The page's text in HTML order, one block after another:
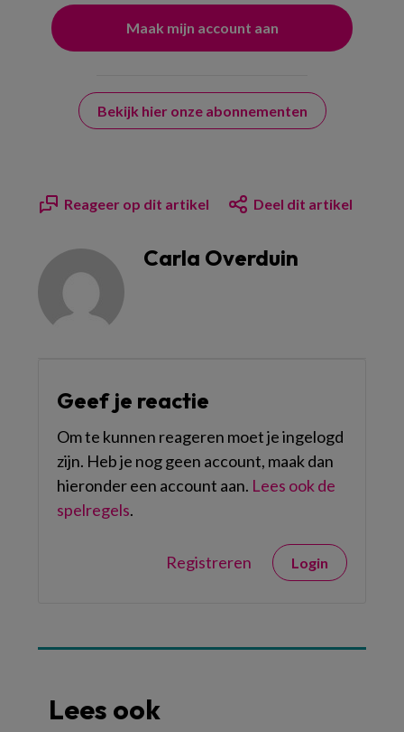
Bekijk hier onze abonnementen
Reageer op dit artikel Deel dit artikel
Carla Overduin
Geef je reactie
Om te kunnen reageren moet je ingelogd
zijn. Heb je nog geen account, maak dan
hieronder een account aan. Lees ook de
spelregels.
Registreren Login
Lees ook